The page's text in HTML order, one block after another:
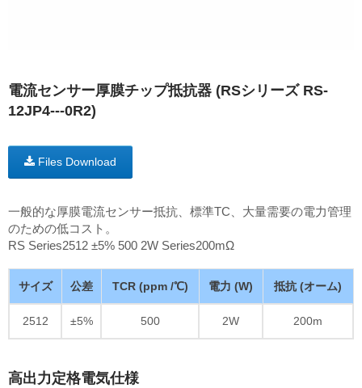
電流センサー厚膜チップ抵抗器 (RSシリーズ RS-
12JP4---0R2)
Files Download
一般的な厚膜電流センサー抵抗、標準TC、大量需要の電力管理
のための低コスト。
RS Series2512 ±5% 500 2W Series200mΩ
サイズ 公差 TCR (ppm /℃) 電力 (W) 抵抗 (オーム)
2512 ±5% 500 2W 200m
高出力定格電気仕様